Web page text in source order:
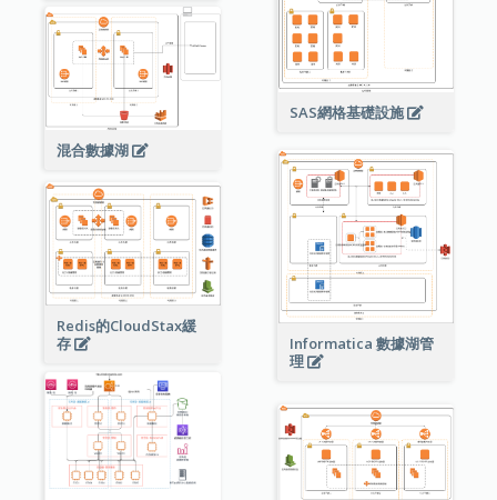
SAS網格基礎設施
混合數據湖
Informatica 數據湖管
理
Redis的CloudStax緩
存